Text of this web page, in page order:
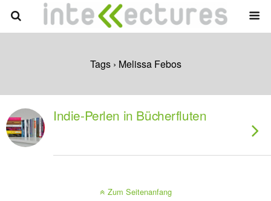
Tags › Melissa Febos
Indie-Perlen in Bücherfluten
Zum Seitenanfang